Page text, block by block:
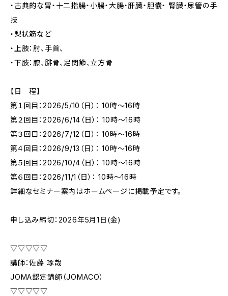
・古典的な胃・十二指腸・小腸・大腸・肝臓・胆嚢・ 腎臓・尿管の手
技
・梨状筋など
・上肢：肘、手首、
・下肢：膝、腓骨、足関節、立方骨
【日 程】
第１回目：2026/5/10（日）： 10時～16時
第２回目：2026/6/14（日）： 10時～16時
第３回目：2026/7/12（日）： 10時～16時
第４回目：2026/9/13（日）： 10時～16時
第５回目：2026/10/4（日）： 10時～16時
第６回目：2026/11/1（日）： 10時～16時
詳細なセミナー案内はホームページに掲載予定です。
申し込み締切：2026年5月1日(金)
▽▽▽▽▽
講師：佐藤 琢哉
JOMA認定講師（JOMACO）
▽▽▽▽▽